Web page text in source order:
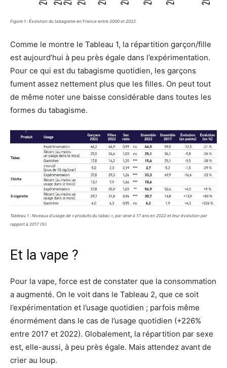
Figure 1 : Évolution du tabagisme en France entre 2000 et 2022
Comme le montre le Tableau 1, la répartition garçon/fille
est aujourd’hui à peu près égale dans l’expérimentation.
Pour ce qui est du tabagisme quotidien, les garçons
fument assez nettement plus que les filles. On peut tout
de même noter une baisse considérable dans toutes les
formes du tabagisme.
Tableau 1 : Niveaux d’usage de « produits du tabac », par sexe à 17 ans en 2022 et leur évolution par
rapport à 2017 (%)
Et la vape ?
Pour la vape, force est de constater que la consommation
a augmenté. On le voit dans le Tableau 2, que ce soit
l’expérimentation et l’usage quotidien ; parfois même
énormément dans le cas de l’usage quotidien (+226%
entre 2017 et 2022). Globalement, la répartition par sexe
est, elle-aussi, à peu près égale. Mais attendez avant de
crier au loup.